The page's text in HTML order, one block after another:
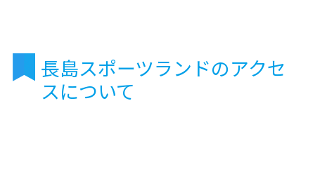
長島スポーツランドのアクセ
スについて